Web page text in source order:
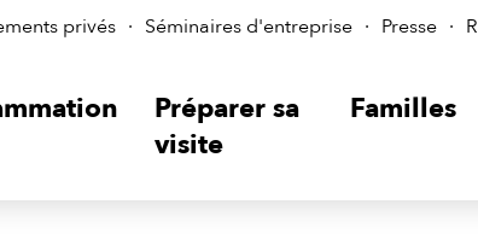
privés Séminaires d'entreprise Presse
Préparer sa
visite
Familles